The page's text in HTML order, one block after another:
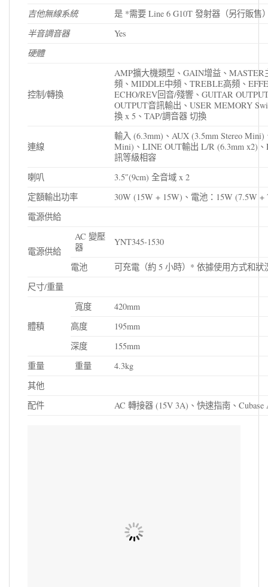
吉他無線系統
是 *需要 Line 6 G10T 發射器（另行販售
半音調音器
Yes
硬體
控制/轉換
AMP擴大機類型、GAIN增益、MASTER
頻、MIDDLE中頻、TREBLE高頻、
ECHO/REV回音/殘響、GUITAR
OUTPUT音訊輸出、USER MEMORY
換 x 5、TAP/調音器 切換
連線
輸入 (6.3mm)、AUX (3.5mm Stereo Mini)
Mini)、LINE OUT輸出 L/R (6.3mm x2)
訊等級相容
喇叭
3.5″(9cm) 全音域 x 2
定額輸出功率
30W (15W + 15W)、電池：15W (7.5W +
電源供給
電源供給
AC 變壓
器
YNT345-1530
電池
可充電（約 5 小時）* 依據使用方式和狀
尺寸/重量
體積
寬度
420mm
高度
195mm
深度
155mm
重量
重量
4.3kg
其他
配件
AC 轉接器 (15V 3A)、快速指南、